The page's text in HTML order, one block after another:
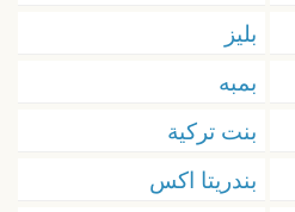
بليز
بمبه
بنت تركية
بندريتا اكس